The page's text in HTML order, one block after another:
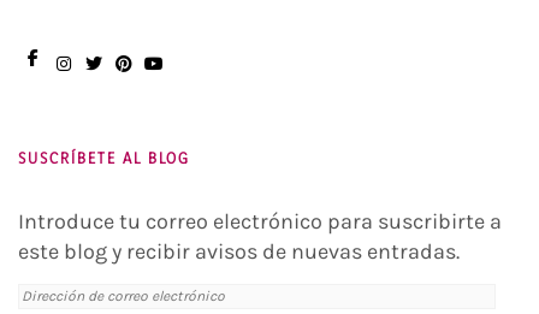
SUSCRÍBETE AL BLOG
Introduce tu correo electrónico para suscribirte a
este blog y recibir avisos de nuevas entradas.
Dirección